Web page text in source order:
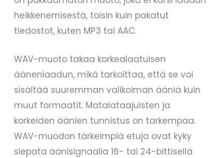
heikkenemisestä, toisin kuin pakatut
tiedostot, kuten MP3 tai AAC.
WAV-muoto takaa korkealaatuisen
äänenlaadun, mikä tarkoittaa, että se voi
sisältää suuremman valikoiman ääniä kuin
muut formaatit. Matalataajuisten ja
korkeiden äänien tunnistus on tarkempaa.
WAV-muodon tärkeimpiä etuja ovat kyky
siepata äänisignaalia 16- tai 24-bittisellä